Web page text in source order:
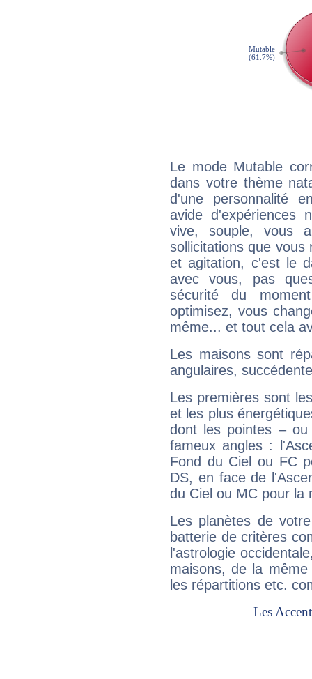
Le mode Mutable
dans votre thème
d'une personnalité
avide d'expériences
vive, souple, vous
sollicitations que vous
et agitation, c'est le
avec vous, pas
sécurité du
optimisez, vous
même... et tout cela
Les maisons sont
angulaires,
Les premières sont
et les plus
dont les pointes –
fameux angles :
Fond du Ciel ou FC
DS, en face de
du Ciel ou MC pour la
Les planètes de
batterie de critères
l'astrologie
maisons, de la
les répartitions etc.